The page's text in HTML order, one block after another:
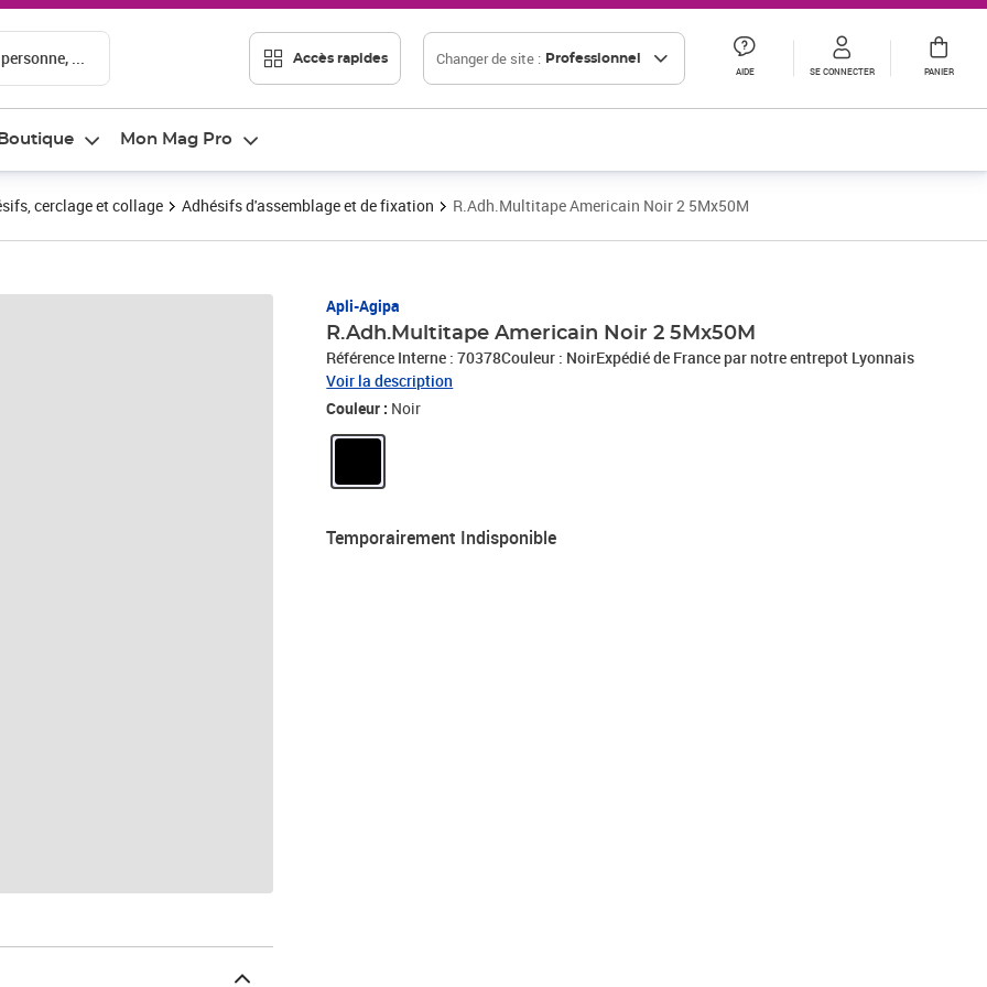
... Accès rapides Changer de site : Professionnel
AIDE SE CONNECTER PANIER
Boutique Mon Mag Pro
cerclage et collage Adhésifs d'assemblage et de fixation R.Adh.Multitape Americain Noir 2 5Mx50M
Apli-Agipa
R.Adh.Multitape Americain Noir 2 5Mx50M
Référence Interne : 70378Couleur : NoirExpédié de France par notre entrepot Lyonnais
Voir la description
Couleur : Noir
Temporairement Indisponible